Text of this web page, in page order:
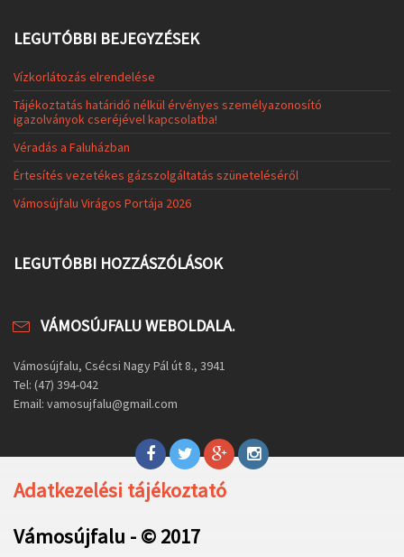
LEGUTÓBBI BEJEGYZÉSEK
Vízkorlátozás elrendelése
Tájékoztatás határidő nélkül érvényes személyazonosító
igazolványok cseréjével kapcsolatba!
Véradás a Faluházban
Értesítés vezetékes gázszolgáltatás szüneteléséről
Vámosújfalu Virágos Portája 2026
LEGUTÓBBI HOZZÁSZÓLÁSOK
VÁMOSÚJFALU WEBOLDALA.
Vámosújfalu, Csécsi Nagy Pál út 8., 3941
Tel: (47) 394-042
Email: vamosujfalu@gmail.com
Adatkezelési tájékoztató
Vámosújfalu - © 2017